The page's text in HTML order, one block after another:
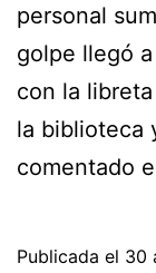
personal
golpe llegó
con la
la biblioteca
comentado
Publicada el 30